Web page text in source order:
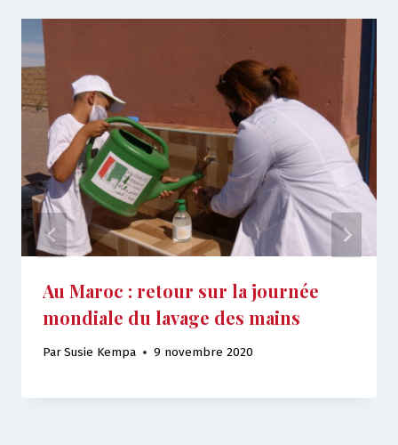
Au Maroc : retour sur la journée
mondiale du lavage des mains
ParSusie Kempa 9 novembre 2020